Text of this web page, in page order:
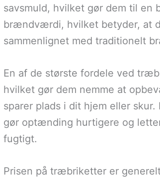
savsmuld, hvilket gør dem til en
brændværdi, hvilket betyder, at
sammenlignet med traditionelt
En af de største fordele ved
hvilket gør dem nemme at
sparer plads i dit hjem eller
gør optænding hurtigere og
fugtigt.
Prisen på træbriketter er